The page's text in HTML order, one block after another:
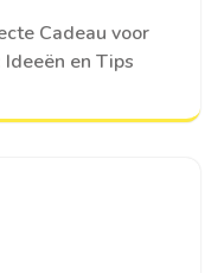
Cadeau voor
en Tips